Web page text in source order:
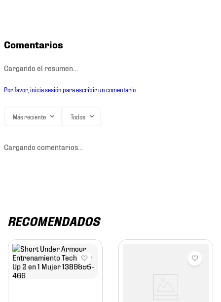
Comentarios
Cargando el resumen…
Por favor, inicia sesión para escribir un comentario.
Más reciente Todos
Cargando comentarios…
RECOMENDADOS